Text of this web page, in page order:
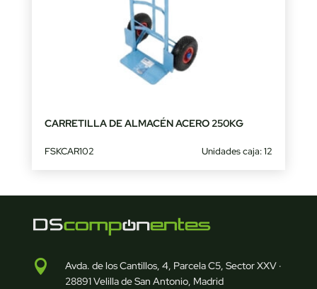
CARRETILLA DE ALMACÉN ACERO 250KG
FSKCAR102 Unidades caja: 12

Avda. de los Cantillos, 4, Parcela C5, Sector XXV ·
28891 Velilla de San Antonio, Madrid